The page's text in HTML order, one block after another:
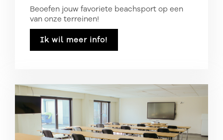
Beoefen jouw favoriete beachsport op een
van onze terreinen!
Ik wil meer info!